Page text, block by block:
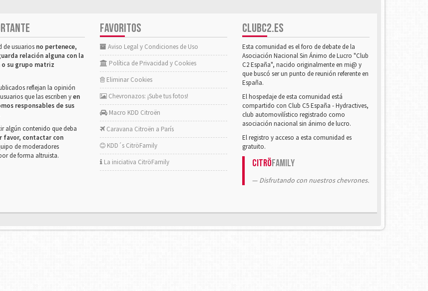
de usuarios no pertenece,
relación alguna con la
su grupo matriz
reflejan la opinión
que las escriben yen
responsables de sus
algún contenido que deba
favor, contactar con
de moderadores
de forma altruista.
FAVORITOS
Aviso Legal y Condiciones de Uso
Política de Privacidad y Cookies
Eliminar Cookies
Chevronazos: ¡Sube tus fotos!
Macro KDD Citroën
Caravana Citroën a París
KDD´s CitröFamily
La iniciativa CitröFamily
CLUBC2.ES
Esta comunidad es el foro de debate de la
Asociación Nacional Sin Ánimo de Lucro "Club
C2 España", nacido originalmente en mi@ y
que buscó ser un punto de reunión referente en
España.
El hospedaje de esta comunidad está
compartido con Club C5 España - Hydractives,
club automovilístico registrado como
asociación nacional sin ánimo de lucro.
El registro y acceso a esta comunidad es
gratuito.
CitröFamily
Disfrutando con nuestros chevrones.